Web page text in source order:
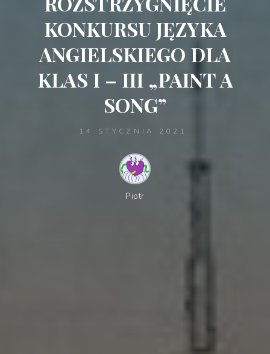
KONKURSU JĘZYKA
ANGIELSKIEGO DLA
KLAS I – III „PAINT A
SONG”
14 STYCZNIA 2021
Piotr